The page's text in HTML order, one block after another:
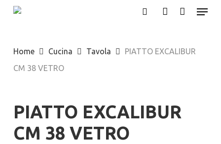
Skip
content
Menu
Home Cucina Tavola
PIATTO EXCALIBUR
CM 38 VETRO
PIATTO EXCALIBUR
CM 38 VETRO